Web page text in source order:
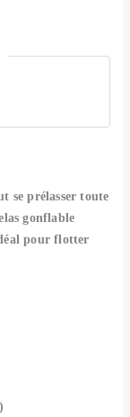
se prélasser toute
gonflable
pour flotter